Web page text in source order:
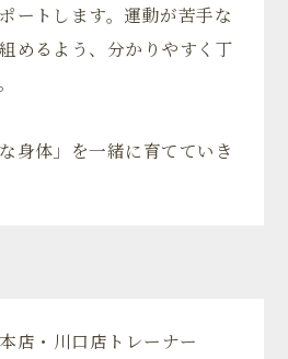
ートします。運動が苦手な
めるよう、分かりやすく丁
身体」を一緒に育てていき
店・川口店トレーナー